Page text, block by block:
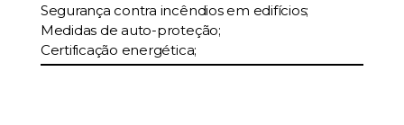
Segurança contra incêndios em edifícios;
Medidas de auto-proteção;
Certificação energética;